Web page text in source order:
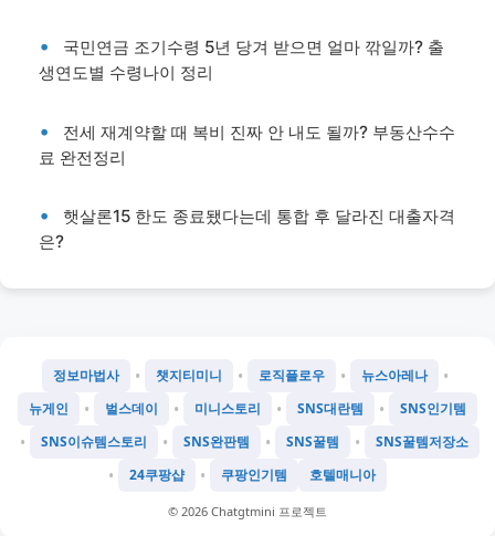
국민연금 조기수령 5년 당겨 받으면 얼마 깎일까? 출
생연도별 수령나이 정리
전세 재계약할 때 복비 진짜 안 내도 될까? 부동산수수
료 완전정리
햇살론15 한도 종료됐다는데 통합 후 달라진 대출자격
은?
정보마법사 • 챗지티미니 • 로직플로우 • 뉴스아레나 •
뉴게인 • 벌스데이 • 미니스토리 • SNS대란템 • SNS인기템
• SNS이슈템스토리 • SNS완판템 • SNS꿀템 • SNS꿀템저장소
• 24쿠팡샵 • 쿠팡인기템 호텔매니아
© 2026 Chatgtmini 프로젝트